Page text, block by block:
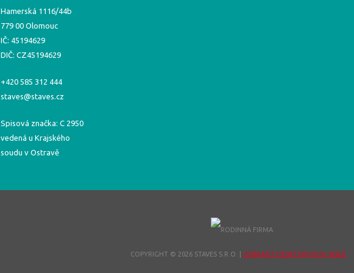
Hamerská 1116/44b
779 00 Olomouc
IČ: 45194629
DIČ: CZ45194629
+420 585 312 444
staves@staves.cz
Spisová značka: C 2950
vedená u Krajského
soudu v Ostravě
COPYRIGHT © 2026 STAVES S.R.O. ZOBRAZIT DESKTOPOVOU VERZI